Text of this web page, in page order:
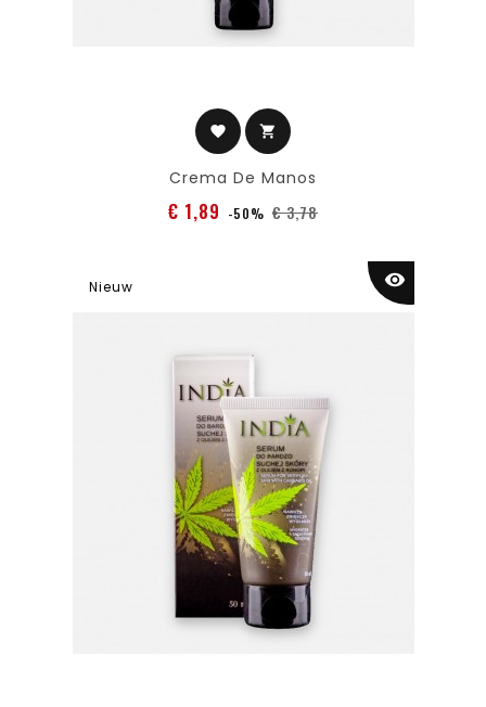
favorite shopping_cart
Crema De Manos
€ 1,89 Normale
-50% € 3,78Prijs
Nieuw visibility